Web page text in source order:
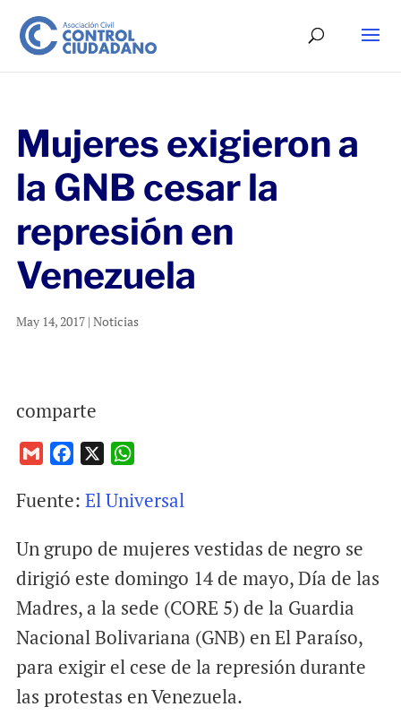
Mujeres exigieron a
la GNB cesar la
represión en
Venezuela
May 14, 2017| Noticias
comparte
a
l
c
b
k
a
s
p
Fuente: El Universal
Un grupo de mujeres vestidas de negro se
dirigió este domingo 14 de mayo, Día de las
Madres, a la sede (CORE 5) de la Guardia
Nacional Bolivariana (GNB) en El Paraíso,
para exigir el cese de la represión durante
las protestas en Venezuela.